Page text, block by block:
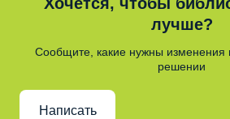
лучше?
Сообщите, какие нужны изменения
решении
Написать